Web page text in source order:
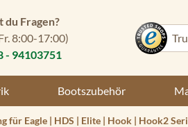
du Fragen?
8:00-17:00)
- 94103751
Bootszubehör
für Eagle | HDS | Elite | Hook | Hook2